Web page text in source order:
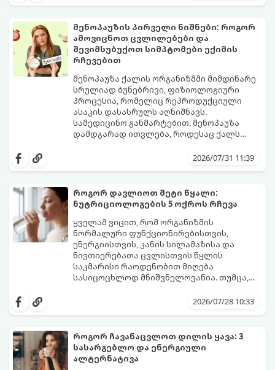
მენოპაუზის პირველი ნიშნები: როგორ
ამოვიცნოთ ცვლილებები და
შევიმსუბუქოთ სიმპტომები ექიმის
რჩევებით
მენოპაუზა ქალის ორგანიზმში მიმდინარე
სრულიად ბუნებრივი, ფიზიოლოგიური
პროცესია, რომელიც რეპროდუქციული
ასაკის დასასრულს აღნიშნავს.
სამედიცინო განმარტებით, მენოპაუზა
დამდგარად ითვლება, როდესაც ქალს
ცვლილებები ამ მომენტამდე ბევრად ადრე
საშუალოდ 40-დან 50 წლამდე ასაკში იწყება
და შესაძლოა 4-დან 8 წლამდე
გაგრძელდეს).
იმისათვის, რომ ეს პერიოდი შფოთვის
გარეშე გაიაროთ, მნიშვნელოვანია
იცოდეთ, რა სიგნალებს გზავნის ორგანიზმი
და როგორ შეიმსუბუქოთ მდგომარეობა
მეან-გინეკოლოგებისა და
ნუტრიციოლოგების რეკომენდაციებით.
2026/07/31 11:39
როგორ დავლიოთ მეტი წყალი:
ნუტრიციოლოგების 5 ოქროს რჩევა
ყველამ ვიცით, რომ ორგანიზმის
ნორმალური ფუნქციონირებისთვის,
ენერგიისთვის, კანის სილამაზისა და
ნივთიერებათა ცვლისთვის წყლის
საკმარისი რაოდენობით მიღება
სასიცოცხლოდ მნიშვნელოვანია. თუმცა,
უბრალოდ ჩვევის არქონის გამო, დღის
გამოწვევად რჩება.
დალევა ან მისი გემო მოსაწყენი
დაგეხმარებათ, წყლის სმა
ყოველდღიურ, სასიამოვნო ჩვევად
აქციოთ.
2026/07/28 10:33
როგორ ჩავანაცვლოთ დილის ყავა: 3
სასარგებლო და ენერგიული
ალტერნატივა